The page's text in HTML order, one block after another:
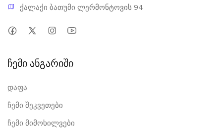
ქალაქი ბათუმი ლერმონტოვის 94
ჩემი ანგარიში
დაფა
ჩემი შეკვეთები
ჩემი მიმოხილვები